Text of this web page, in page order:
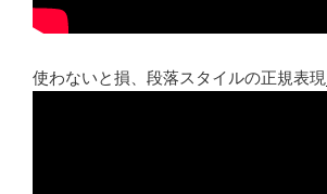
使わないと損、段落スタイルの正規表現